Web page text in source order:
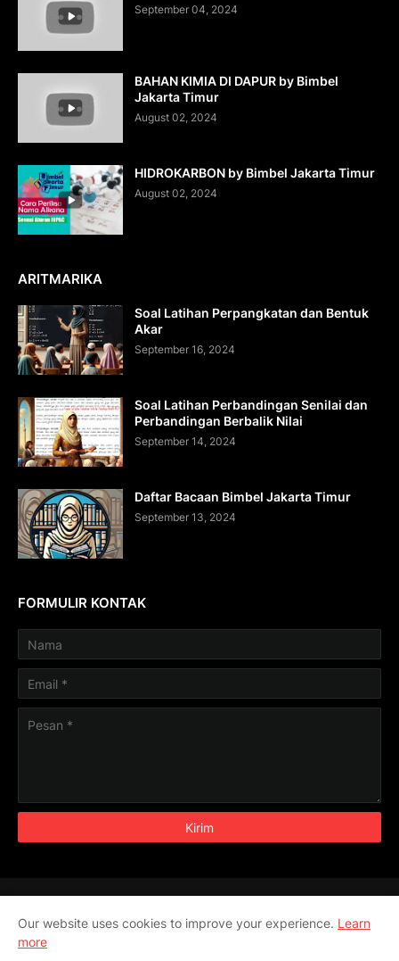
September 04, 2024
BAHAN KIMIA DI DAPUR by Bimbel
Jakarta Timur
August 02, 2024
HIDROKARBON by Bimbel Jakarta Timur
August 02, 2024
ARITMARIKA
Soal Latihan Perpangkatan dan Bentuk
Akar
September 16, 2024
Soal Latihan Perbandingan Senilai dan
Perbandingan Berbalik Nilai
September 14, 2024
Daftar Bacaan Bimbel Jakarta Timur
September 13, 2024
FORMULIR KONTAK
Trigonometri
Our website uses cookies to improve your experience. Learn
more